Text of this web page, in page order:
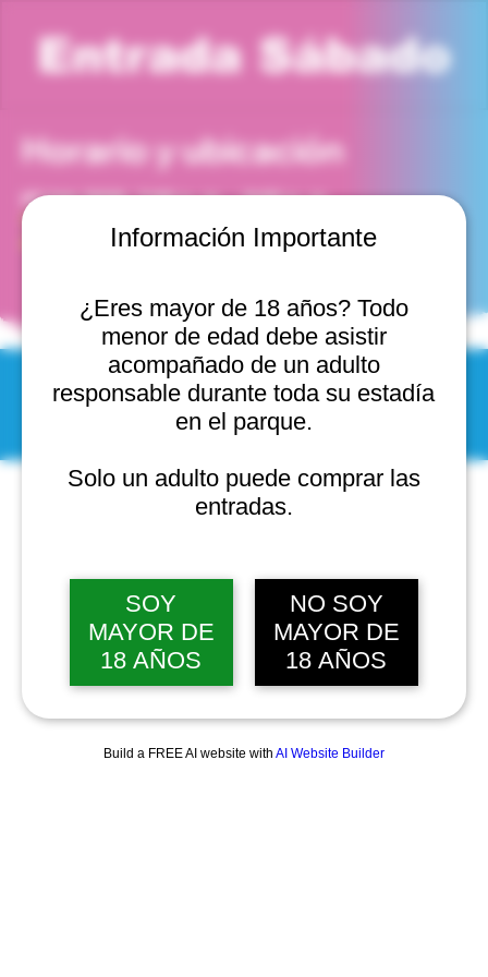
Información Importante
¿Eres mayor de 18 años? Todo
menor de edad debe asistir
acompañado de un adulto
responsable durante toda su estadía
en el parque.
Solo un adulto puede comprar las
entradas.
SOY
MAYOR DE
18 AÑOS
NO SOY
MAYOR DE
18 AÑOS
Build a FREE AI website with AI Website Builder
Entrada Sábado
Horario y ubicación
07 feb 2026, 7:00 p. m. – 8:00 p. m.
Viña del Mar, Cam. Internacional 2440, 2541754 Viña
del Mar, Valparaíso, Chile